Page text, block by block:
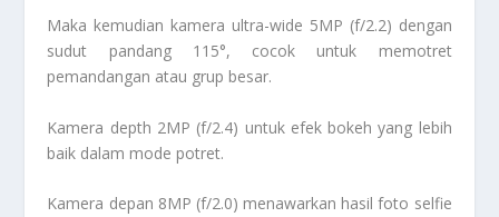
Maka kemudian kamera ultra-wide 5MP (f/2.2) dengan
sudut pandang 115°, cocok untuk memotret
pemandangan atau grup besar.
Kamera depth 2MP (f/2.4) untuk efek bokeh yang lebih
baik dalam mode potret.
Kamera depan 8MP (f/2.0) menawarkan hasil foto selfie